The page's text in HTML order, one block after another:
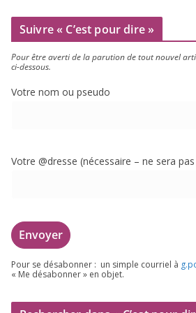
Suivre « C’est pour dire »
Pour être aver­ti de la paru­tion de tout nou­vel
ci-dessous.
Votre nom ou pseudo
Votre @dresse (néces­saire – ne sera
Pour se désa­bon­ner : un simple cour­riel à
« Me désa­bon­ner » en objet.